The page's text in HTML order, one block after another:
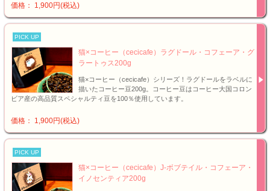
価格： 1,900円(税込)
PICK UP
猫×コーヒー（cecicafe）ラグドール・コフェーア・グ
ラートゥス200g
猫×コーヒー（cecicafe）シリーズ！ラグドールをラベルに
描いたコーヒー豆200g。コーヒー豆はコーヒー大国コロン
ビア産の高品質スペシャルティ豆を100％使用しています。
価格： 1,900円(税込)
PICK UP
猫×コーヒー（cecicafe）J-ボブテイル・コフェーア・
イノセンティア200g